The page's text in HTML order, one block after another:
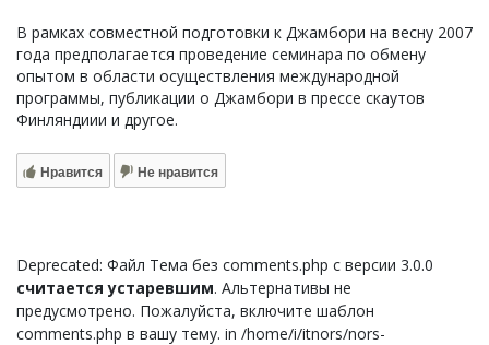
В рамках совместной подготовки к Джамбори на весну 2007
года предполагается проведение семинара по обмену
опытом в области осуществления международной
программы, публикации о Джамбори в прессе скаутов
Финляндиии и другое.
Нравится Не нравится
Deprecated: Файл Тема без comments.php с версии 3.0.0
считается устаревшим. Альтернативы не
предусмотрено. Пожалуйста, включите шаблон
comments.php в вашу тему. in /home/i/itnors/nors-